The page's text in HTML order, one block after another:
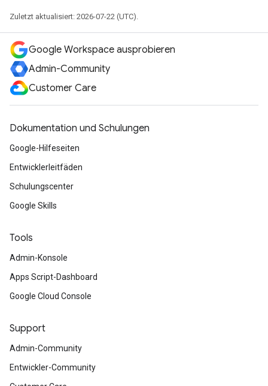
Zuletzt aktualisiert: 2026-07-22 (UTC).
Google Workspace ausprobieren
Admin-Community
Customer Care
Dokumentation und Schulungen
Google-Hilfeseiten
Entwicklerleitfäden
Schulungscenter
Google Skills
Tools
Admin-Konsole
Apps Script-Dashboard
Google Cloud Console
Support
Admin-Community
Entwickler-Community